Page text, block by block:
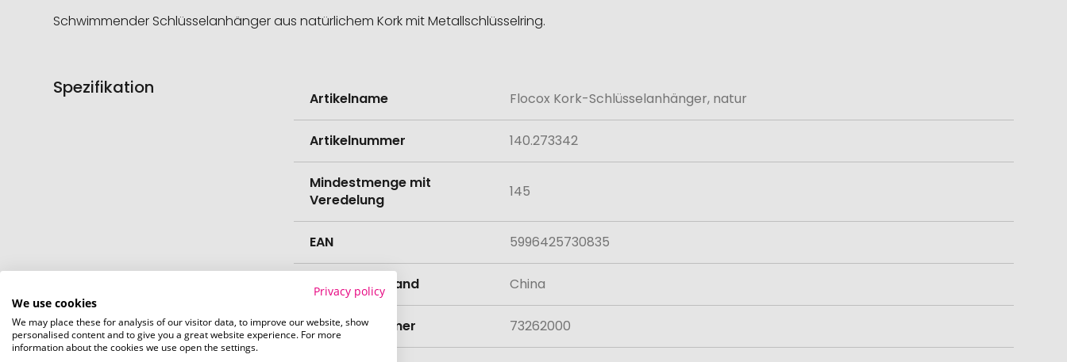
Schwimmender Schlüsselanhänger aus natürlichem Kork mit Metallschlüsselring.
Spezifikation
Informationen
Artikelname Flocox Kork-Schlüsselanhänger, natur
Artikelnummer 140.273342
Mindestmenge mit
Veredelung
145
EAN 5996425730835
Herstellungsland China
Zolltarifnummer 73262000
Privacy policy
We use cookies
We may place these for analysis of our visitor data, to improve our website, show
personalised content and to give you a great website experience. For more
information about the cookies we use open the settings.